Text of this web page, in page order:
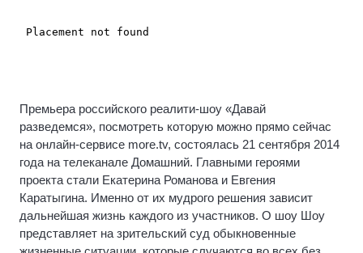
Премьера российского реалити-шоу «Давай
разведемся», посмотреть которую можно прямо сейчас
на онлайн-сервисе more.tv, состоялась 21 сентября 2014
года на телеканале Домашний. Главными героями
проекта стали Екатерина Романова и Евгения
Каратыгина. Именно от их мудрого решения зависит
дальнейшая жизнь каждого из участников. О шоу Шоу
представляет на зрительский суд обыкновенные